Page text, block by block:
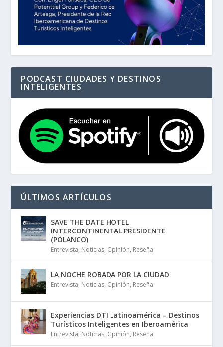
PODCAST CIUDADES Y DESTINOS
INTELIGENTES
ÚLTIMOS ARTÍCULOS
SAVE THE DATE HOTEL
INTERCONTINENTAL PRESIDENTE
(POLANCO)
Entrevista, Noticias, Opinión, Reseña
LA NOCHE ROBADA POR LA CIUDAD
Entrevista, Noticias, Opinión, Reseña
Experiencias DTI Latinoamérica – Destinos
Turísticos Inteligentes en Iberoamérica
Entrevista, Noticias, Opinión, Reseña